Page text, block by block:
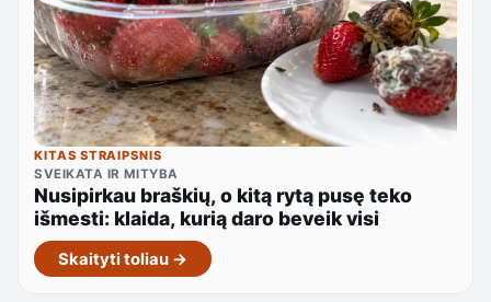
KITAS STRAIPSNIS
SVEIKATA IR MITYBA
Nusipirkau braškių, o kitą rytą pusę teko
išmesti: klaida, kurią daro beveik visi
Skaityti toliau →